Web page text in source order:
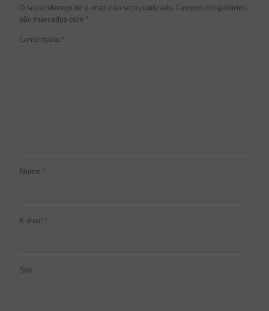
O seu endereço de e-mail não será publicado. Campos obrigatórios
são marcados com *
Comentário *
Nome *
E-mail *
Site